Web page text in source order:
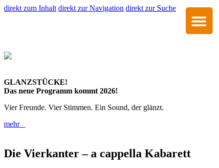
direkt zum Inhalt direkt zur Navigation direkt zur Suche
GLANZSTÜCKE!
Das neue Programm kommt 2026!
Vier Freunde. Vier Stimmen. Ein Sound, der glänzt.
mehr
Die Vierkanter – a cappella Kabarett